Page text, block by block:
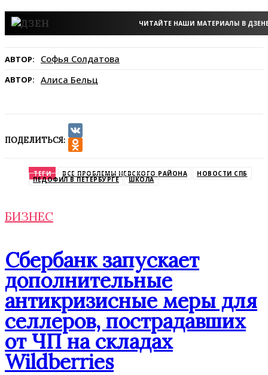
ЧИТАЙТЕ НАШИ МАТЕРИАЛЫ В
АВТОР: Софья Солдатова
АВТОР: Алиса Бельц
ПОДЕЛИТЬСЯ:
VK
ТЕГИ ВСЕ ПРОБЛЕМЫ НЕВСКОГО РАЙОНА НОВОСТИ СПБ
ПЕДОФИЛ В ПЕТЕРБУРГЕ ШКОЛА
БИЗНЕС
Сбербанк запускает
дополнительные
антикризисные меры для
селлеров, пострадавших
от ЧП на складах
Wildberries